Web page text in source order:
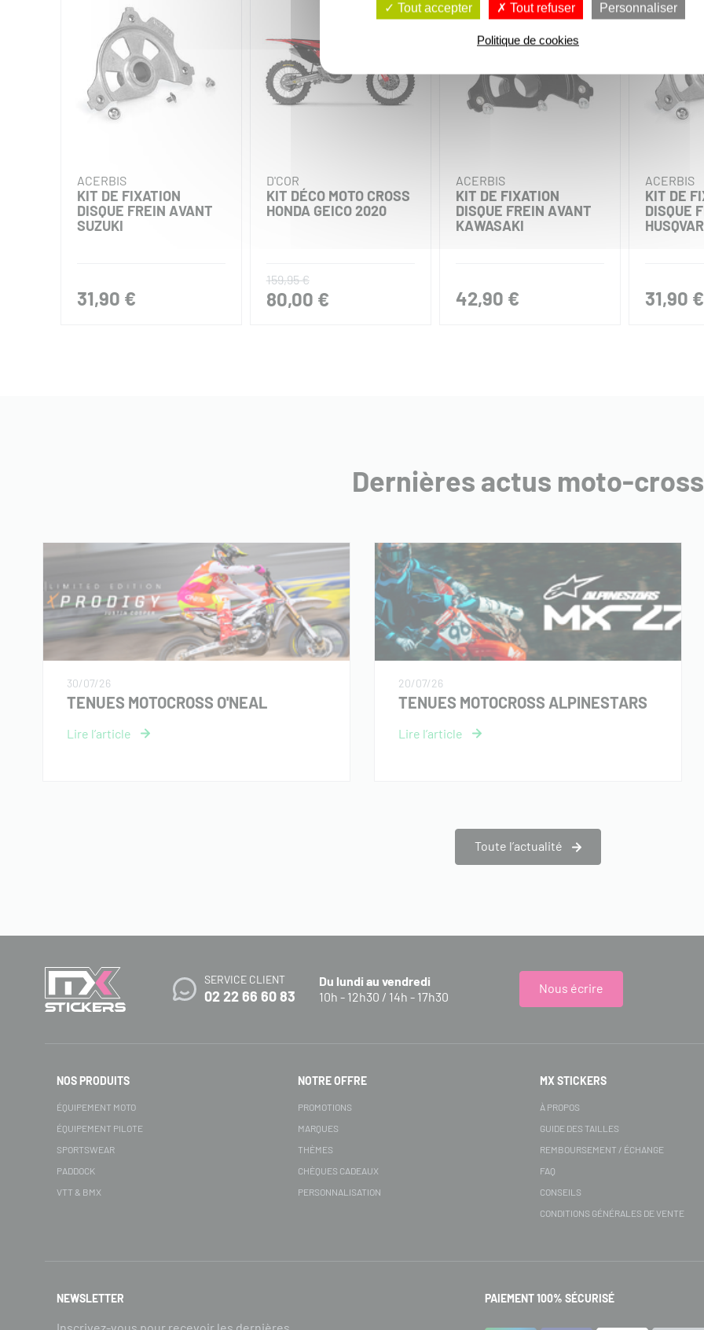
ACERBIS
KIT DE FIXATION
DISQUE FREIN AVANT
SUZUKI
31,90 €
D'COR
KIT DÉCO MOTO CROSS
HONDA GEICO 2020
159,95 €
80,00 €
ACERBIS
KIT DE FIXATION
DISQUE FREIN AVANT
KAWASAKI
42,90 €
ACERBIS
KIT DE
DISQUE
31,90 €
Dernières actus moto-cross
30/07/26
TENUES MOTOCROSS O'NEAL
20/07/26
TENUES MOTOCROSS ALPINESTARS
Toute l’actualité
SERVICE CLIENT
02 22 66 60 83
Du lundi au vendredi
10h - 12h30 / 14h - 17h30
Nous écrire
NOS PRODUITS
ÉQUIPEMENT MOTO
ÉQUIPEMENT PILOTE
SPORTSWEAR
PADDOCK
VTT & BMX
NOTRE OFFRE
PROMOTIONS
MARQUES
THÈMES
CHÈQUES CADEAUX
PERSONNALISATION
MX STICKERS
À PROPOS
GUIDE DES TAILLES
REMBOURSEMENT / ÉCHANGE
FAQ
CONSEILS
CONDITIONS GÉNÉRALES DE VENTE
NEWSLETTER
Inscrivez-vous pour recevoir les dernières
PAIEMENT 100% SÉCURISÉ
Tout accepter Tout refuser Personnaliser
Politique de cookies